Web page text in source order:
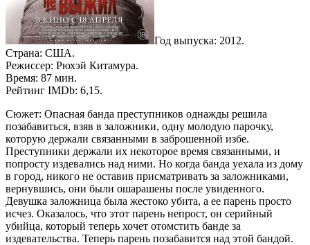
Год выпуска: 2012.
Страна: США.
Режиссер: Рюхэй Китамура.
Время: 87 мин.
Рейтинг IMDb: 6,15.
Сюжет: Опасная банда преступников однажды решила
позабавиться, взяв в заложники, одну молодую парочку,
которую держали связанными в заброшенной избе.
Преступники держали их некоторое время связанными, и
попросту издевались над ними. Но когда банда уехала из дому
в город, никого не оставив присматривать за заложниками,
вернувшись, они были ошарашены после увиденного.
Девушка заложница была жестоко убита, а ее парень просто
исчез. Оказалось, что этот парень непрост, он серийный
убийца, который теперь хочет отомстить банде за
издевательства. Теперь парень позабавится над этой бандой.